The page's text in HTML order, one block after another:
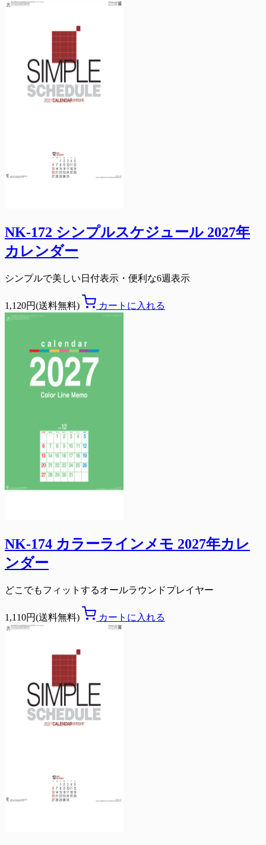
NK-172 シンプルスケジュール 2027年
カレンダー
シンプルで美しい日付表示・便利な6週表示
1,120円(送料無料) カートに入れる
NK-174 カラーラインメモ 2027年カレ
ンダー
どこでもフィットするオールラウンドプレイヤー
1,110円(送料無料) カートに入れる